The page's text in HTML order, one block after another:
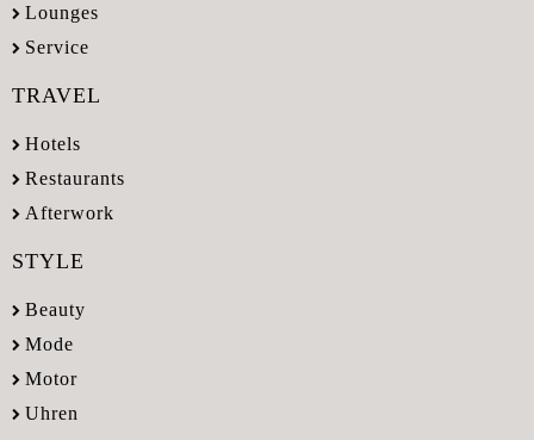
Lounges
Service
TRAVEL
Hotels
Restaurants
Afterwork
STYLE
Beauty
Mode
Motor
Uhren